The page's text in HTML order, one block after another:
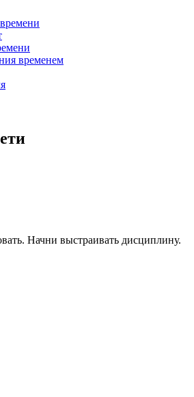
временем
Начни выстраивать дисциплину.